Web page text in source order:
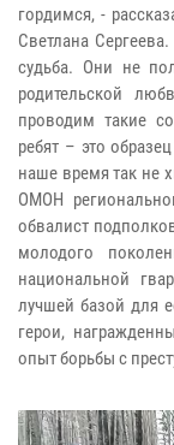
гордимся, -
Светлана
судьба. Они не
родительской
проводим такие
ребят – это
наше время так не
ОМОН
обвалист
молодого
национальной
лучшей базой для
герои,
опыт борьбы с